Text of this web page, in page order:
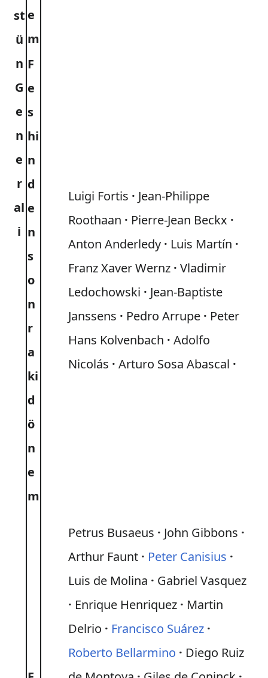
st
ü
n
G
e
n
e
r
al
i
e
m
F
e
s
hi
n
d
e
n
s
o
n
r
a
ki
d
ö
n
e
m
Luigi Fortis
Jean-Philippe
Roothaan
Pierre-Jean Beckx
Anton Anderledy
Luis Martín
Franz Xaver Wernz Vladimir
Ledochowski
Jean-Baptiste
Janssens
Pedro Arrupe
Peter
Hans Kolvenbach
Adolfo
Nicolás
Arturo Sosa Abascal
Petrus Busaeus
John Gibbons
Arthur Faunt
Peter Canisius
Luis de Molina
Gabriel Vasquez
Enrique Henriquez
Martin
Delrio
Francisco Suárez
Roberto Bellarmino
Diego Ruiz